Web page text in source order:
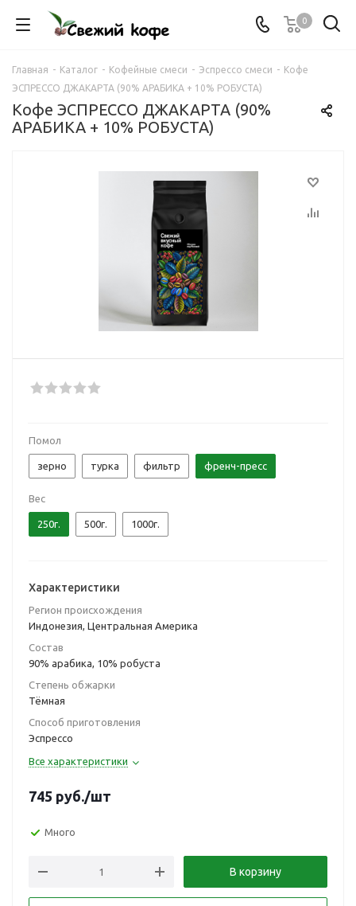
0
Главная - Каталог - Кофейные смеси - Эспрессо смеси - Кофе
ЭСПРЕССО ДЖАКАРТА (90% АРАБИКА + 10% РОБУСТА)
Кофе ЭСПРЕССО ДЖАКАРТА (90%
АРАБИКА + 10% РОБУСТА)
Помол
зерно турка фильтр френч-пресс
Вес
250г. 500г. 1000г.
Характеристики
Регион происхождения
Индонезия, Центральная Америка
Состав
90% арабика, 10% робуста
Степень обжарки
Тёмная
Способ приготовления
Эспрессо
Все характеристики
745 руб./шт
Много
В корзину